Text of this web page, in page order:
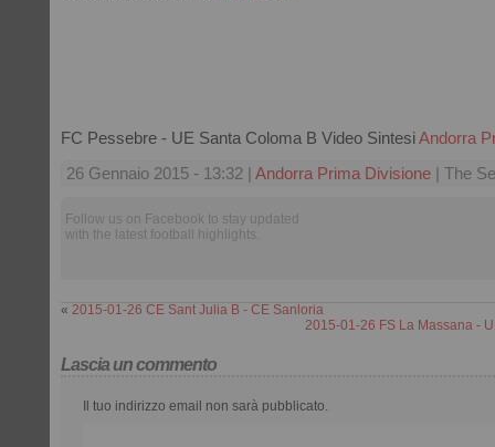
FC Pessebre - UE Santa Coloma B Video SintesiAndorra
26 Gennaio 2015 - 13:32 | Andorra Prima Divisione | The
Follow us on Facebook to stay updated
with the latest football highlights.
« 2015-01-26 CE Sant Julia B - CE Sanloria
2015-01-26 FS La Massana -
Lascia un commento
Il tuo indirizzo email non sarà pubblicato.